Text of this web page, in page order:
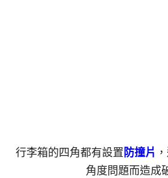
行李箱的四角都有設置 防撞片
角度問題而造成